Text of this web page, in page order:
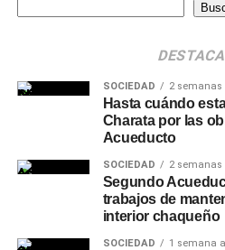
SOCIEDAD 2 semanas
Hasta cuándo
Charata por las
Acueducto
SOCIEDAD 2 semanas
Segundo
trabajos de
interior chaqueño
SOCIEDAD 1 semana